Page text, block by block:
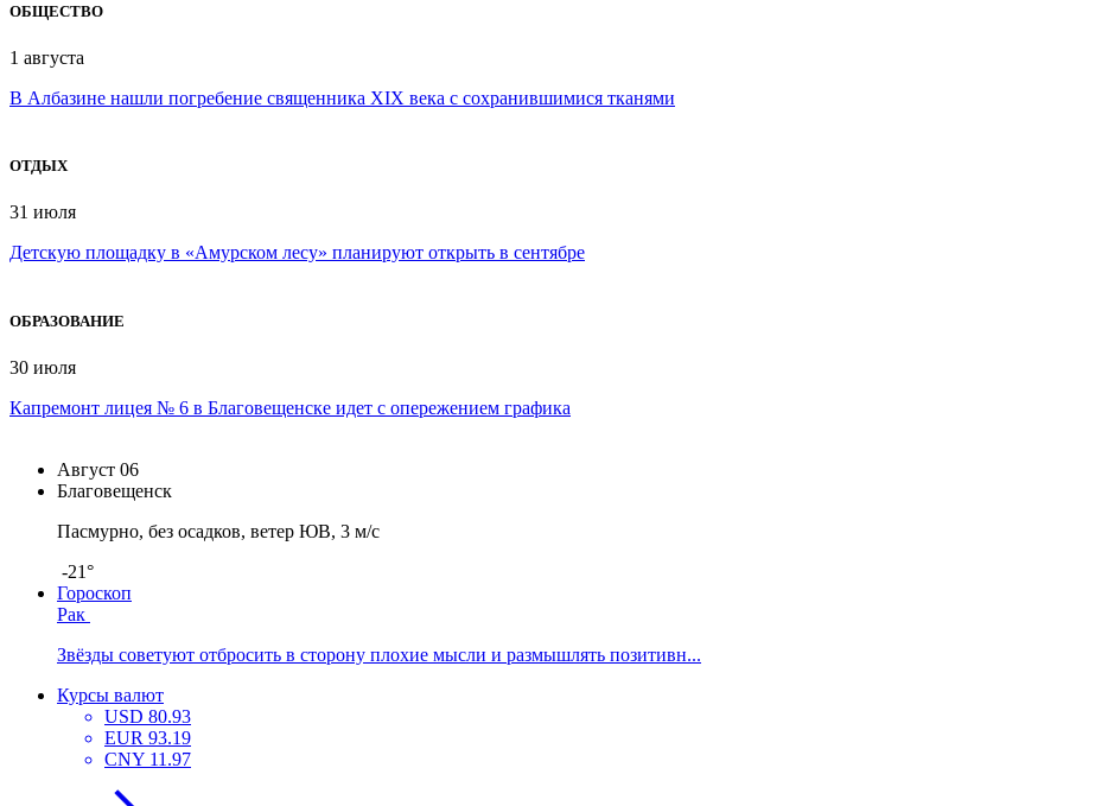
ОБЩЕСТВО
1 августа
В Албазине нашли погребение священника XIX века с сохранившимися тканями
ОТДЫХ
31 июля
Детскую площадку в «Амурском лесу» планируют открыть в сентябре
ОБРАЗОВАНИЕ
30 июля
Капремонт лицея № 6 в Благовещенске идет с опережением графика
Август 06
Благовещенск
Пасмурно, без осадков, ветер ЮВ, 3 м/с
-21°
Гороскоп
Рак
Звёзды советуют отбросить в сторону плохие мысли и размышлять позитивн...
Курсы валют
USD 80.93
EUR 93.19
CNY 11.97